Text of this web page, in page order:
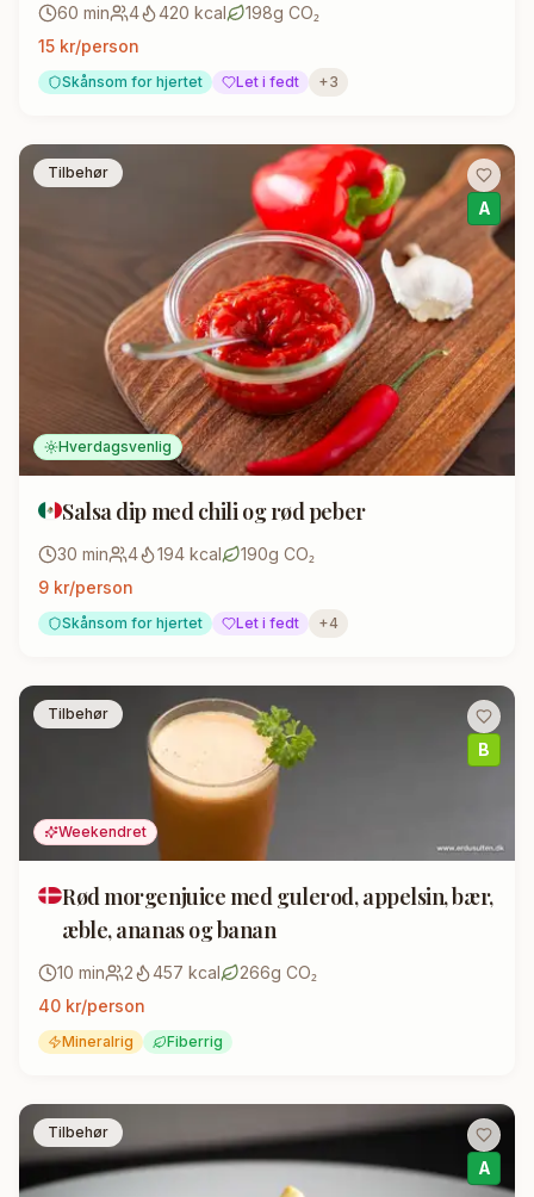
60 min 4 420 kcal 198g CO₂
15 kr/person
Skånsom for hjertet Let i fedt +3
Hverdagsvenlig
Tilbehør
A
Salsa dip med chili og rød peber
30 min 4 194 kcal 190g CO₂
9 kr/person
Skånsom for hjertet Let i fedt +4
Weekendret
Tilbehør
B
Rød morgenjuice med gulerod, appelsin, bær,
æble, ananas og banan
10 min 2 457 kcal 266g CO₂
40 kr/person
Mineralrig Fiberrig
Tilbehør
A